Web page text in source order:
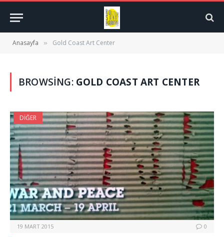
Anasayfa » Gold Coast Art Center
BROWSING: GOLD COAST ART CENTER
DIĞER
19 MART 2015 0